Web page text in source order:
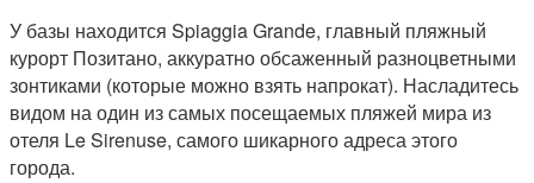
У базы находится Spiaggia Grande, главный пляжный
курорт Позитано, аккуратно обсаженный разноцветными
зонтиками (которые можно взять напрокат). Насладитесь
видом на один из самых посещаемых пляжей мира из
отеля Le Sirenuse, самого шикарного адреса этого
города.